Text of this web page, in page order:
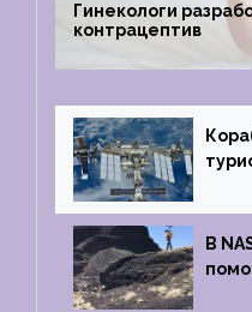
Гинекологи
контрацептив
на
В